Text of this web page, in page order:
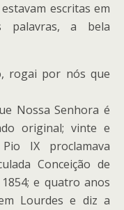
escritas em
palavras, a bela
rogai por nós que
Nossa Senhora é
original; vinte e
IX proclamava
Conceição de
e quatro anos
Lourdes e diz a